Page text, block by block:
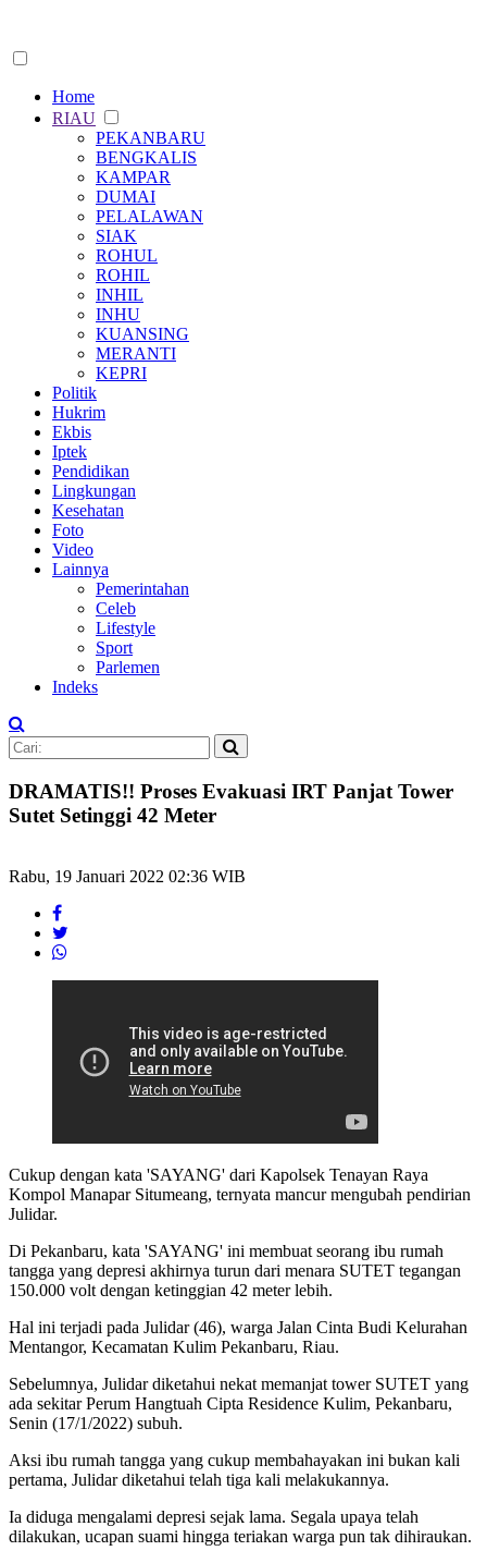
Home
RIAU
PEKANBARU
BENGKALIS
KAMPAR
DUMAI
PELALAWAN
SIAK
ROHUL
ROHIL
INHIL
INHU
KUANSING
MERANTI
KEPRI
Politik
Hukrim
Ekbis
Iptek
Pendidikan
Lingkungan
Kesehatan
Foto
Video
Lainnya
Pemerintahan
Celeb
Lifestyle
Sport
Parlemen
Indeks
DRAMATIS!! Proses Evakuasi IRT Panjat Tower
Sutet Setinggi 42 Meter
Rabu, 19 Januari 2022 02:36 WIB
Cukup dengan kata 'SAYANG' dari Kapolsek Tenayan Raya
Kompol Manapar Situmeang, ternyata mancur mengubah pendirian
Julidar.
Di Pekanbaru, kata 'SAYANG' ini membuat seorang ibu rumah
tangga yang depresi akhirnya turun dari menara SUTET tegangan
150.000 volt dengan ketinggian 42 meter lebih.
Hal ini terjadi pada Julidar (46), warga Jalan Cinta Budi Kelurahan
Mentangor, Kecamatan Kulim Pekanbaru, Riau.
Sebelumnya, Julidar diketahui nekat memanjat tower SUTET yang
ada sekitar Perum Hangtuah Cipta Residence Kulim, Pekanbaru,
Senin (17/1/2022) subuh.
Aksi ibu rumah tangga yang cukup membahayakan ini bukan kali
pertama, Julidar diketahui telah tiga kali melakukannya.
Ia diduga mengalami depresi sejak lama. Segala upaya telah
dilakukan, ucapan suami hingga teriakan warga pun tak dihiraukan.